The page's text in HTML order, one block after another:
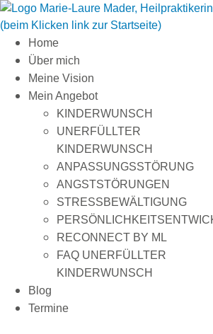
Zum
Inhalt
springenHome
Über mich
Meine Vision
Mein Angebot
KINDERWUNSCH
UNERFÜLLTER
KINDERWUNSCH
ANPASSUNGSSTÖRUNG
ANGSTSTÖRUNGEN
STRESSBEWÄLTIGUNG
RECONNECT BY ML
FAQ UNERFÜLLTER
KINDERWUNSCH
Blog
Termine